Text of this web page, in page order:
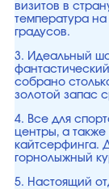
визитов в
температура
градусов.
3. Идеальный
собрано
золотой запас
4. Все для
центры, а
кайтсерфинга.
горнолыжный
5. Настоящий